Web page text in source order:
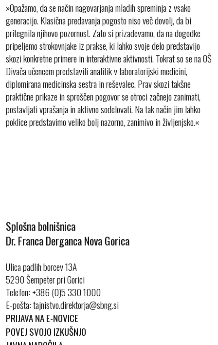
»Opažamo, da se način nagovarjanja mladih spreminja z vsako
generacijo. Klasična predavanja pogosto niso več dovolj, da bi
pritegnila njihovo pozornost. Zato si prizadevamo, da na dogodke
pripeljemo strokovnjake iz prakse, ki lahko svoje delo predstavijo
skozi konkretne primere in interaktivne aktivnosti. Tokrat so se na OŠ
Divača učencem predstavili analitik v laboratorijski medicini,
diplomirana medicinska sestra in reševalec. Prav skozi takšne
praktične prikaze in sproščen pogovor se otroci začnejo zanimati,
postavljati vprašanja in aktivno sodelovati. Na tak način jim lahko
poklice predstavimo veliko bolj nazorno, zanimivo in življenjsko.«
Splošna bolnišnica
Dr. Franca Derganca Nova Gorica
Ulica padlih borcev 13A
5290 Šempeter pri Gorici
Telefon:+386 (0)5 330 1000
E-pošta:
PRIJAVA NA E-NOVICE
POVEJ SVOJO IZKUŠNJO